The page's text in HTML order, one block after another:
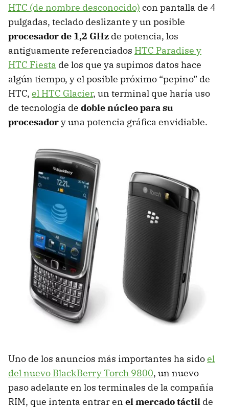
HTC (de nombre desconocido) con pantalla de 4
pulgadas, teclado deslizante y un posible
procesador de 1,2 GHz de potencia, los
antiguamente referenciados HTC Paradise y
HTC Fiesta de los que ya supimos datos hace
algún tiempo, y el posible próximo “pepino” de
HTC, el HTC Glacier, un terminal que haría uso
de tecnología de doble núcleo para su
procesadory una potencia gráfica envidiable.
Uno de los anuncios más importantes ha sidoel
del nuevo BlackBerry Torch 9800, un nuevo
paso adelante en los terminales de la compañía
RIM, que intenta entrar en el mercado táctil de